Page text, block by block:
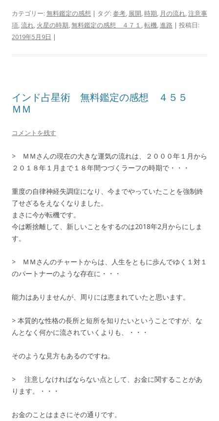
カテゴリー: 無料鑑定の感想 | タグ: 参考, 展開,時期, 月の流れ,注意事
項,流れ, 火星の時期,無料鑑定の感想 ４７１ ,転機,進路 | 投稿日:
2019年5月9日 |
インド占星術 無料鑑定の感想 ４５５
ＭＭ
コメントを残す
> ＭＭさんの現在の大きな運気の流れは、２０００年１月から
２０１８年１月まで１８年間つづくラーフの時期で・・・
重度の自律神経失調症になり、今までやっていたことを強制終
了せざるをえなくなりました。
まさに今が転機です。
今は断捨離して、新しいことをするのは2018年2月からにしま
す。
> ＭＭさんのチャートからは、人生をともに歩んでゆく１対１
のパートナーのような存在に・・・
能力はありませんが、周りには恵まれていたと思います。
> 本質的な性格の長所と短所を知りたいということですが、な
んとなく何かに流されていくよりも、・・・
そのような見方もあるのですね。
> 注意しなければならない点として、お金に関することがあ
ります。・・・
お金のことはまさにその通りです。